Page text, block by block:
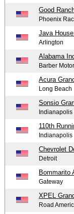
Good
Phoenix
Java
Arlington
Alabama
Barber
Acura
Long Beach
Sonsio
110th
Indianapolis
Chevrolet
Detroit
Bommarito
Gateway
XPEL
Road